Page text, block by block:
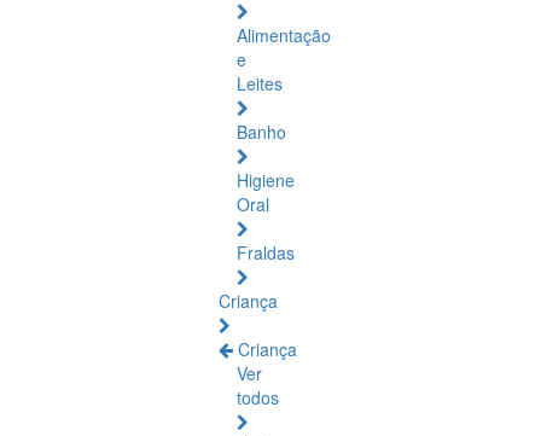
Alimentação
e
Leites
Banho
Higiene
Oral
Fraldas
Criança
Criança
Ver
todos